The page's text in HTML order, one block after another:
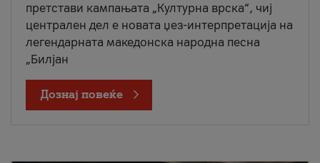
претстави кампањата „Културна врска“, чиј
централен дел е новата џез-интерпретација на
легендарната македонска народна песна
„Билјан
Дознај повеќе